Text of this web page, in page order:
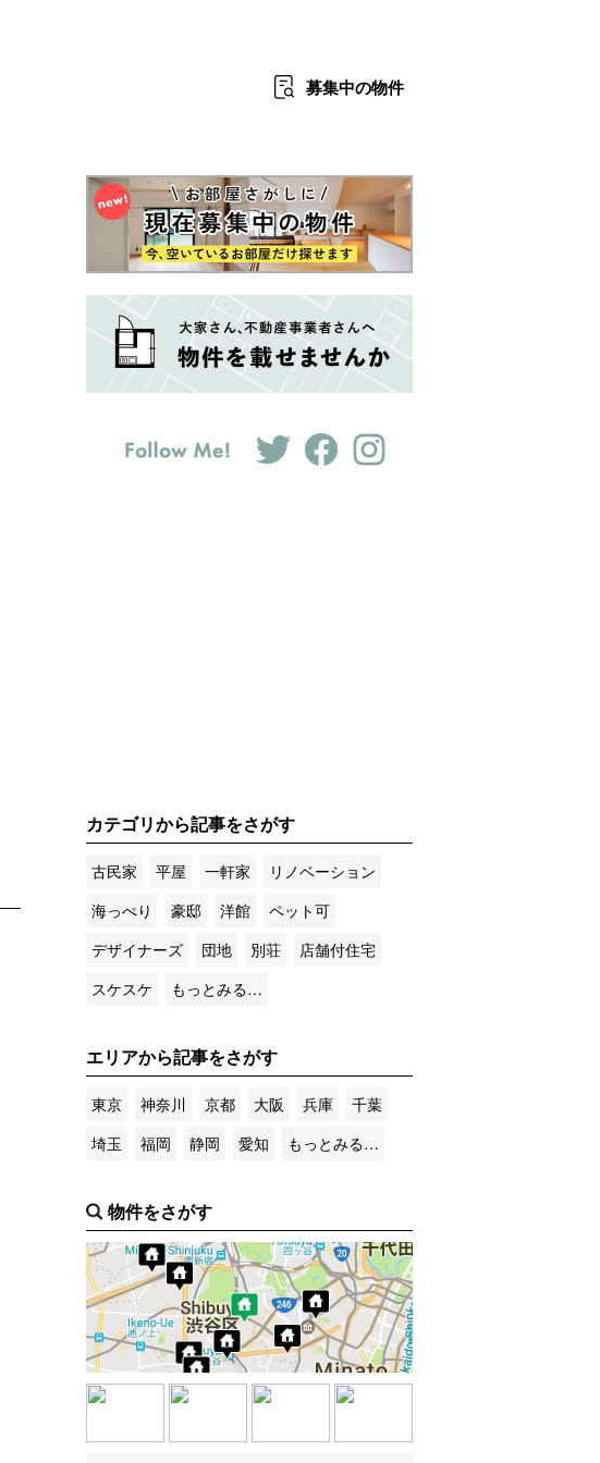
募集中の物件
カテゴリから記事をさがす
古民家 平屋 一軒家
リノベーション
海っぺり
豪邸 洋館
ペット可
デザイナーズ
団地 別荘
店舗付住宅
スケスケ
もっとみる…
エリアから記事をさがす
東京 神奈川 京都 大阪 兵庫
千葉
埼玉
福岡 静岡 愛知 もっとみる…
物件をさがす